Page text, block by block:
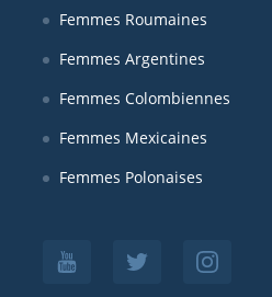
Femmes Roumaines
Femmes Argentines
Femmes Colombiennes
Femmes Mexicaines
Femmes Polonaises